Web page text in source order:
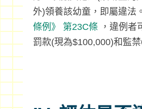
外)領養該幼童，即屬違法
條例》
第23C條 ，違例者
罰款(現為$100,000)和監禁